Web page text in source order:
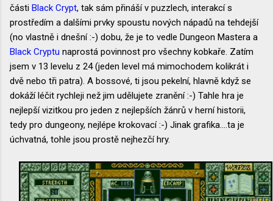
části Black Crypt, tak sám přináší v puzzlech, interakcí s
prostředím a dalšími prvky spoustu nových nápadů na tehdejší
(no vlastně i dnešní :-) dobu, že je to vedle Dungeon Mastera a
Black Cryptu naprostá povinnost pro všechny kobkaře. Zatím
jsem v 13 levelu z 24 (jeden level má mimochodem kolikrát i
dvě nebo tři patra). A bossové, ti jsou pekelní, hlavně když se
dokáží léčit rychleji než jim udělujete zranění :-) Tahle hra je
nejlepší vizitkou pro jeden z nejlepších žánrů v herní historii,
tedy pro dungeony, nejlépe krokovací :-) Jinak grafika....ta je
úchvatná, tohle jsou prostě nejhezčí hry.